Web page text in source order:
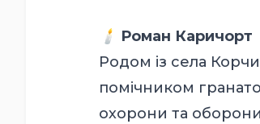
🕯 Роман Каричорт
Родом із села
помічником
охорони та